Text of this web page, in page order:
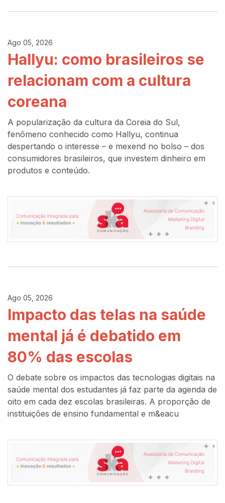
Ago 05, 2026
Hallyu: como brasileiros se
relacionam com a cultura
coreana
A popularização da cultura da Coreia do Sul,
fenômeno conhecido como Hallyu, continua
despertando o interesse – e mexend no bolso – dos
consumidores brasileiros, que investem dinheiro em
produtos e conteúdo.
Ago 05, 2026
Impacto das telas na saúde
mental já é debatido em
80% das escolas
O debate sobre os impactos das tecnologias digitais na
saúde mental dos estudantes já faz parte da agenda de
oito em cada dez escolas brasileiras. A proporção de
instituições de ensino fundamental e m&eacu